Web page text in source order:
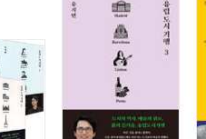
인 존재인가 : 다윈, 『종의 기원
야 할 고전
화론의 동시발견
의 적인가